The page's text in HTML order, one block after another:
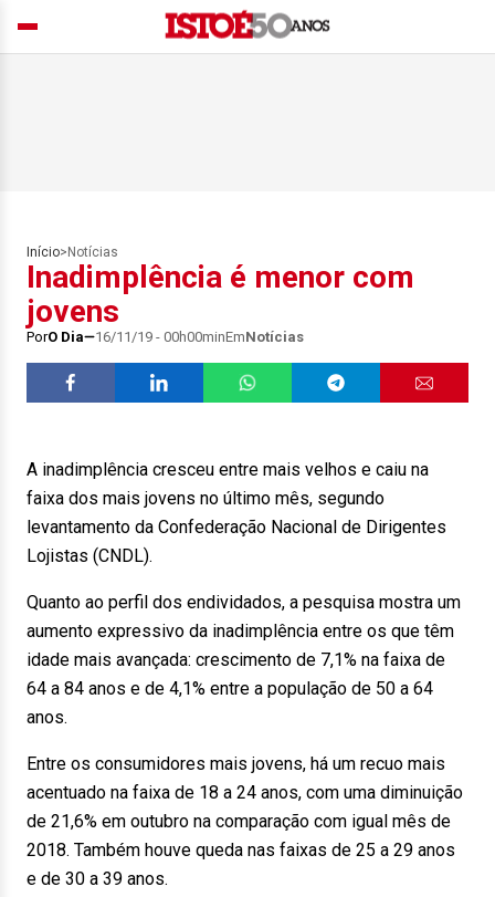
Início> Notícias
Inadimplência é menor com
jovens
PorO Dia 16/11/19 - 00h00minEmNotícias
A inadimplência cresceu entre mais velhos e caiu na
faixa dos mais jovens no último mês, segundo
levantamento da Confederação Nacional de Dirigentes
Lojistas (CNDL).
Quanto ao perfil dos endividados, a pesquisa mostra um
aumento expressivo da inadimplência entre os que têm
idade mais avançada: crescimento de 7,1% na faixa de
64 a 84 anos e de 4,1% entre a população de 50 a 64
anos.
Entre os consumidores mais jovens, há um recuo mais
acentuado na faixa de 18 a 24 anos, com uma diminuição
de 21,6% em outubro na comparação com igual mês de
2018. Também houve queda nas faixas de 25 a 29 anos
e de 30 a 39 anos.